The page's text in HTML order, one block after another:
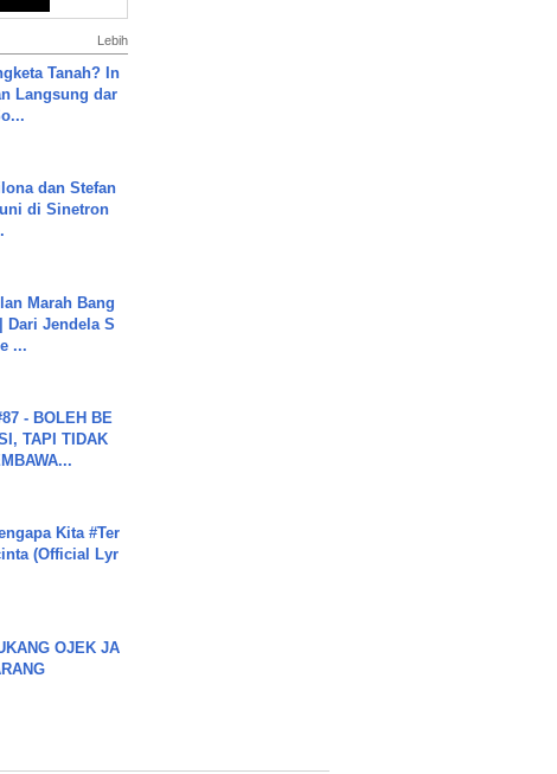
Lebih
Tanah? In
Langsung dar
dan Stefan
di Sinetron
Marah Bang
Dari Jendela S
...
- BOLEH BE
TAPI TIDAK
Kita #Ter
(Official Lyr
OJEK JA